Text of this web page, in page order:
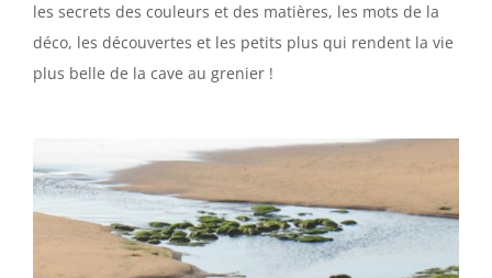
les secrets des couleurs et des matières, les mots de la
déco, les découvertes et les petits plus qui rendent la vie
plus belle de la cave au grenier !